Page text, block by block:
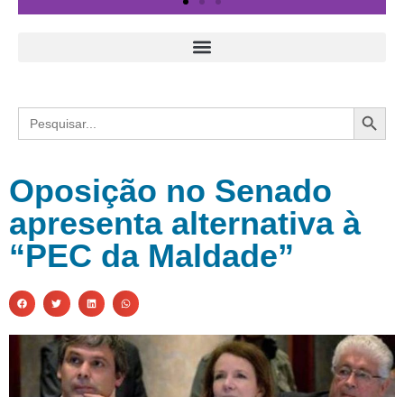
Search
for:
Oposição no Senado
apresenta alternativa à
“PEC da Maldade”